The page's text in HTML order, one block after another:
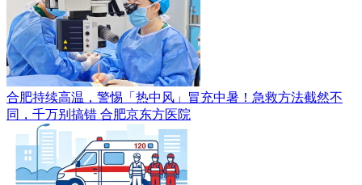
合肥持续高温，警惕「热中风」冒充中暑！急救方法截然不
同，千万别搞错 合肥京东方医院